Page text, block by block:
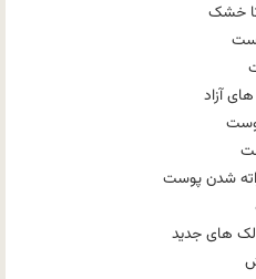
خشک
آزاد
شدن پوست
لک های جدید